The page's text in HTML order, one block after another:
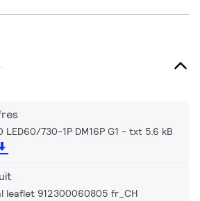
730-1P DM16P G1 txt 5.6 kB
leaflet 912300060805 fr_CH